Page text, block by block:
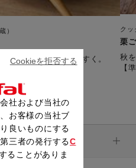
）
は茶巾絞りで分けやすく。
クッ
栗
秋
【
社および当社の
お客様の当社ブ
良いものにする
三者の発行するC
ることがありま
Cookieを拒否する